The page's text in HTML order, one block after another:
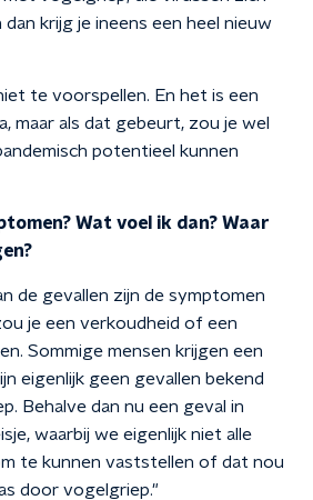
dan krijg je ineens een heel nieuw
te voorspellen. En het is een
maar als dat gebeurt, zou je wel
potentieel kunnen
Wat voel ik dan? Waar
de gevallen zijn de symptomen
je een verkoudheid of een
Sommige mensen krijgen een
eigenlijk geen gevallen bekend
Behalve dan nu een geval in
waarbij we eigenlijk niet alle
te kunnen vaststellen of dat nou
door vogelgriep."